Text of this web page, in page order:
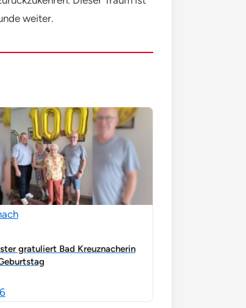
weiter.
gratuliert Bad Kreuznacherin